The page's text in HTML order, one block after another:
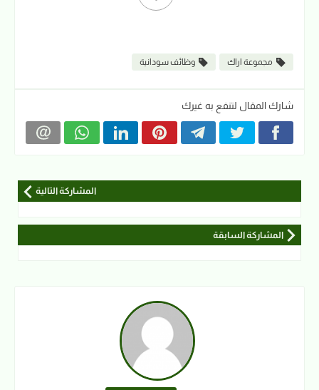
مجموعة اراك وظائف سودانية
شارك المقال لتنفع به غيرك
المشاركة التالية
المشاركة السابقة